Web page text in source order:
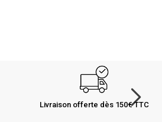
Livraison offerte dès 150€ TTC